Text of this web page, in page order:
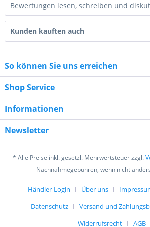
1 + 8 = ?
Ich habe die Datenschutzerklärung
verstanden und stimme zu. *
Mit * gekennzeichnete Felder sind
Senden
Bewertungen lesen, schreiben und
Kunden kauften auch
So können Sie uns erreichen
Shop Service
Informationen
Newsletter
* Alle Preise inkl. gesetzl. Mehrwertsteuer zzgl.
Nachnahmegebühren, wenn nicht
Händler-Login Über uns
Datenschutz
Versand und
Widerrufsrecht
AGB